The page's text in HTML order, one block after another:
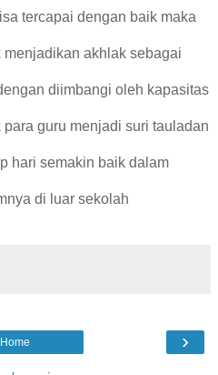
tercapai dengan baik maka
akhlak sebagai
diimbangi oleh kapasitas
guru menjadi suri tauladan
hari semakin baik dalam
di luar sekolah
›
Home